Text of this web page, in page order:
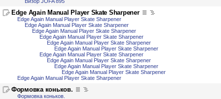
Edge Again Manual Player Skate Sharpener
Edge Again Manual Player Skate Sharpener
Edge Again Manual Player Skate Sharpener
Edge Again Manual Player Skate Sharpener
Edge Again Manual Player Skate Sharpener
Edge Again Manual Player Skate Sharpener
Edge Again Manual Player Skate Sharpener
Edge Again Manual Player Skate Sharpener
Edge Again Manual Player Skate Sharpener
Edge Again Manual Player Skate Sharpener
Edge Again Manual Player Skate Sharpener
Edge Again Manual Player Skate Sharpener
Формовка коньков.
Формовка коньков.